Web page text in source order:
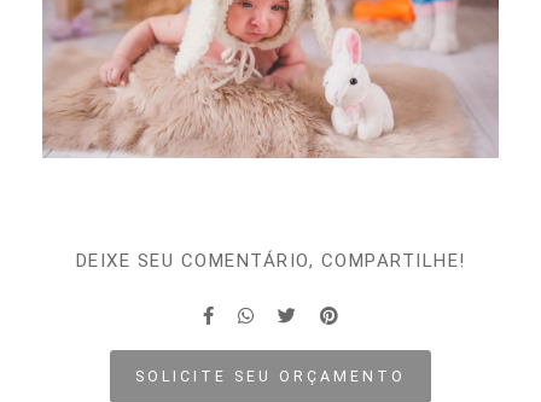
DEIXE SEU COMENTÁRIO, COMPARTILHE!
SOLICITE SEU ORÇAMENTO